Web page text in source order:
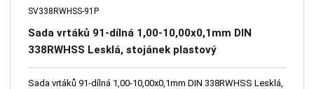
SV338RWHSS-91P
Sada vrtáků 91-dílná 1,00-10,00x0,1mm DIN
338RWHSS Lesklá, stojánek plastový
Sada vrtáků 91-dílná 1,00-10,00x0,1mm DIN 338RWHSS Lesklá,